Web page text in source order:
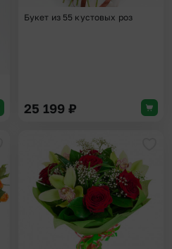
Букет из 55 кустовых роз
25 199 ₽
Добавить в избранное